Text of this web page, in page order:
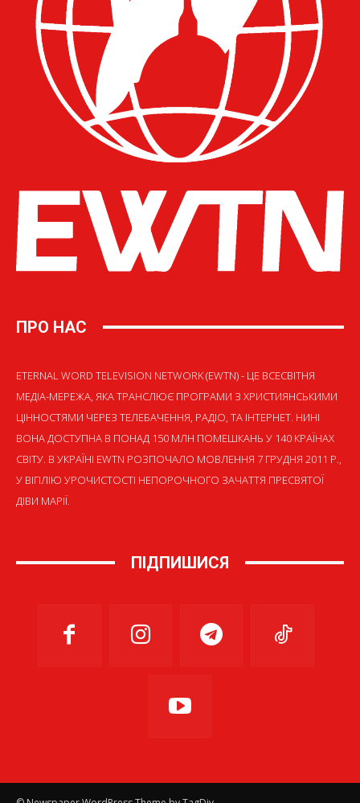
ПРО НАС
ETERNAL WORD TELEVISION NETWORK (EWTN) - ЦЕ ВСЕСВІТНЯ
МЕДІА-МЕРЕЖА, ЯКА ТРАНСЛЮЄ ПРОГРАМИ З ХРИСТИЯНСЬКИМИ
ЦІННОСТЯМИ ЧЕРЕЗ ТЕЛЕБАЧЕННЯ, РАДІО, ТА ІНТЕРНЕТ. НИНІ
ВОНА ДОСТУПНА В ПОНАД 150 МЛН ПОМЕШКАНЬ У 140 КРАЇНАХ
СВІТУ. В УКРАЇНІ EWTN РОЗПОЧАЛО МОВЛЕННЯ 7 ГРУДНЯ 2011 Р.,
У ВІГІЛІЮ УРОЧИСТОСТІ НЕПОРОЧНОГО ЗАЧАТТЯ ПРЕСВЯТОЇ
ДІВИ МАРІЇ.
ПІДПИШИСЯ